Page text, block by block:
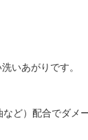
いあがりです。
ど）配合でダメ